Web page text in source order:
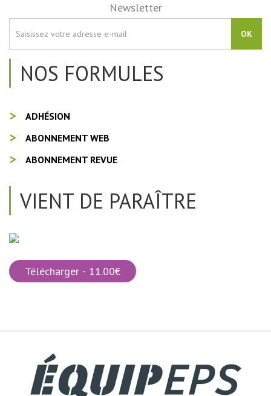
Newsletter
OK
NOS FORMULES
ADHÉSION
ABONNEMENT WEB
ABONNEMENT REVUE
VIENT DE PARAÎTRE
Télécharger - 11.00€